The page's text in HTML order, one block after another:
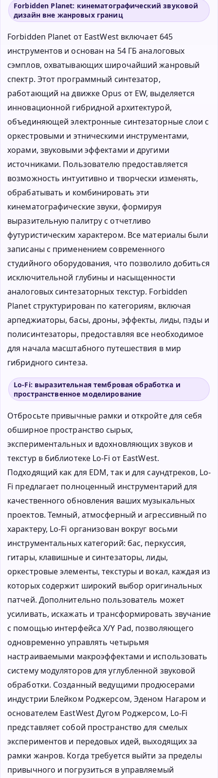
Forbidden Planet: кинематографический звуковой
дизайн вне жанровых границ
Forbidden Planet от EastWest включает 645
инструментов и основан на 54 ГБ аналоговых
сэмплов, охватывающих широчайший жанровый
спектр. Этот программный синтезатор,
работающий на движке Opus от EW, выделяется
инновационной гибридной архитектурой,
объединяющей электронные синтезаторные слои с
оркестровыми и этническими инструментами,
хорами, звуковыми эффектами и другими
источниками. Пользователю предоставляется
возможность интуитивно и творчески изменять,
обрабатывать и комбинировать эти
кинематографические звуки, формируя
выразительную палитру с отчетливо
футуристическим характером. Все материалы были
записаны с применением современного
студийного оборудования, что позволило добиться
исключительной глубины и насыщенности
аналоговых синтезаторных текстур. Forbidden
Planet структурирован по категориям, включая
арпеджиаторы, басы, дроны, эффекты, лиды, пэды и
полисинтезаторы, предоставляя все необходимое
для начала масштабного путешествия в мир
гибридного синтеза.
Lo-Fi: выразительная тембровая обработка и
пространственное моделирование
Отбросьте привычные рамки и откройте для себя
обширное пространство сырых,
экспериментальных и вдохновляющих звуков и
текстур в библиотеке Lo-Fi от EastWest.
Подходящий как для EDM, так и для саундтреков, Lo-
Fi предлагает полноценный инструментарий для
качественного обновления ваших музыкальных
проектов. Темный, атмосферный и агрессивный по
характеру, Lo-Fi организован вокруг восьми
инструментальных категорий: бас, перкуссия,
гитары, клавишные и синтезаторы, лиды,
оркестровые элементы, текстуры и вокал, каждая из
которых содержит широкий выбор оригинальных
патчей. Дополнительно пользователь может
усиливать, искажать и трансформировать звучание
с помощью интерфейса X/Y Pad, позволяющего
одновременно управлять четырьмя
настраиваемыми макроэффектами и использовать
систему модуляторов для углубленной звуковой
обработки. Созданный ведущими продюсерами
индустрии Блейком Роджерсом, Эденом Нагаром и
основателем EastWest Дугом Роджерсом, Lo-Fi
представляет собой пространство для смелых
экспериментов и передовых идей, выходящих за
рамки жанров. Когда требуется выйти за пределы
привычного и погрузиться в управляемый